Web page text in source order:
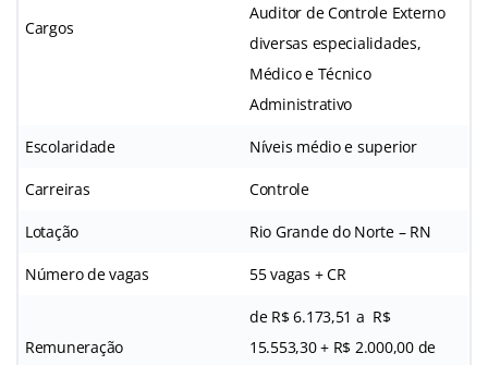
Cargos
Auditor de Controle Externo
diversas especialidades,
Médico e Técnico
Administrativo
Escolaridade Níveis médio e superior
Carreiras Controle
Lotação Rio Grande do Norte – RN
Número de vagas 55 vagas + CR
Remuneração
de R$ 6.173,51 a R$
15.553,30 + R$ 2.000,00 de